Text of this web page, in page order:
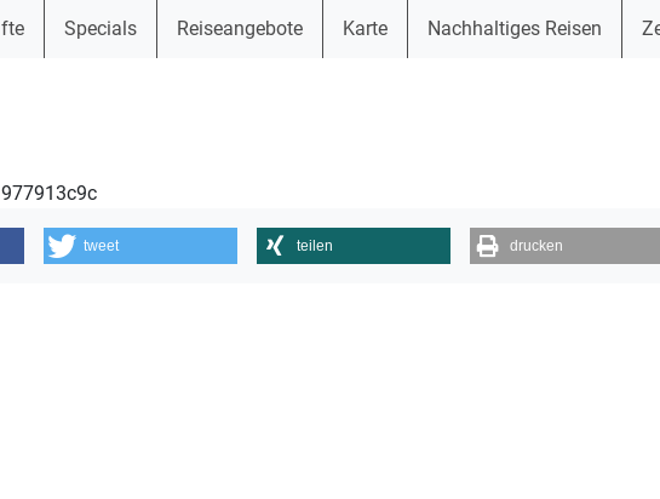
Specials Reiseangebote Karte Nachhaltiges Reisen
tweet teilen drucken